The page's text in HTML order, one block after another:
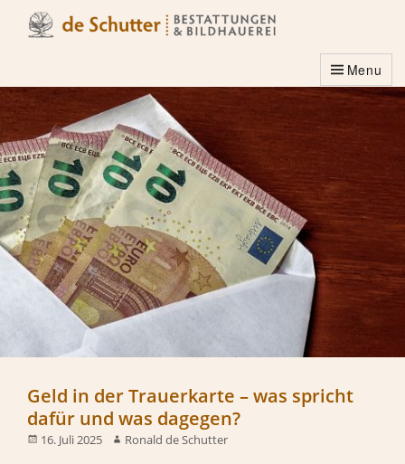
Menu
Geld in der Trauerkarte – was spricht
dafür und was dagegen?
16. Juli 2025 Ronald de Schutter